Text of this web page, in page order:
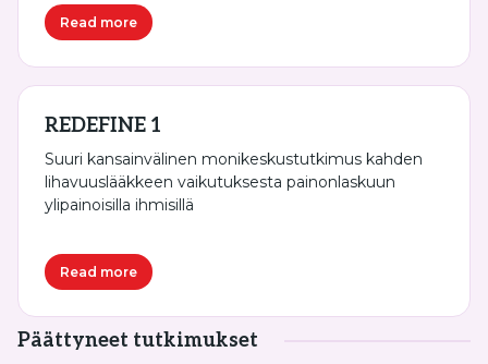
Read more
REDEFINE 1
Suuri kansainvälinen monikeskustutkimus kahden
lihavuuslääkkeen vaikutuksesta painonlaskuun
ylipainoisilla ihmisillä
Read more
Päättyneet tutkimukset